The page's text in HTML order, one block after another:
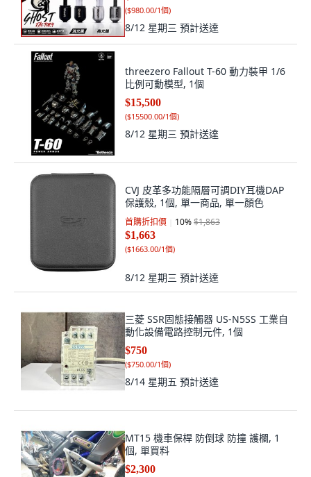
($980.00/1個)
8/12 星期三 預計送達
threezero Fallout T-60 動力裝甲 1/6
比例可動模型, 1個
$15,500
($15500.00/1個)
8/12 星期三 預計送達
CVJ 皮革多功能隔層可調DIY耳機DAP
保護殼, 1個, 單一商品, 單一顏色
首購折扣價 10%$1,863
$1,663
($1663.00/1個)
8/12 星期三 預計送達
三菱 SSR固態接觸器 US-N5SS 工業自
動化設備電路控制元件, 1個
$750
($750.00/1個)
8/14 星期五 預計送達
MT15 機車保桿 防倒球 防撞 護欄, 1
個, 單買料
$2,300